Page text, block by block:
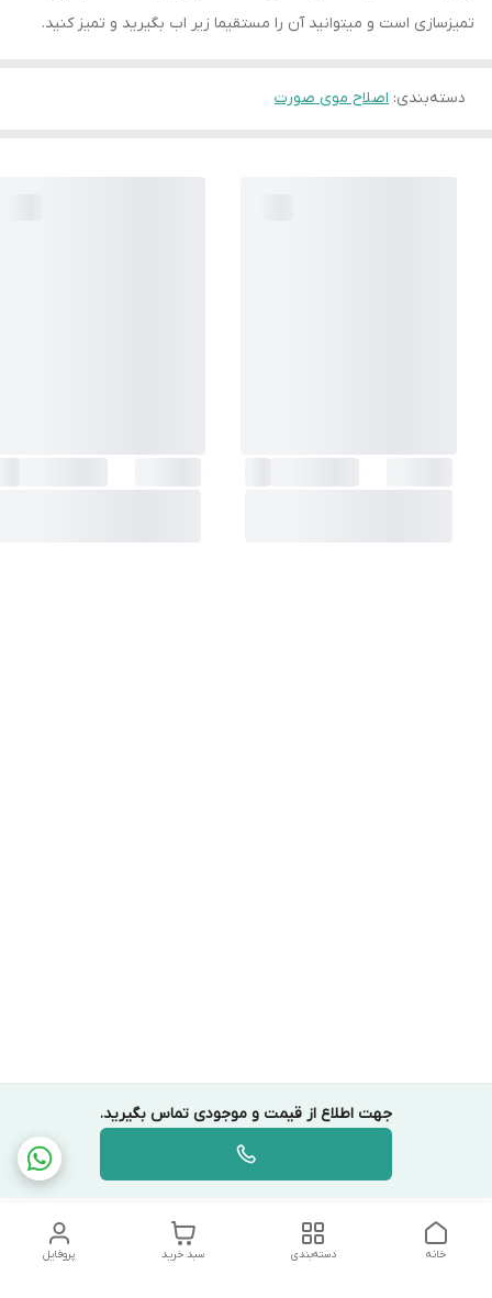
جهت اطلاع از قیمت و موجودی تماس بگیرید.
تمیزسازی است و میتوانید آن را مستقیما زیر اب بگیرید و تمیز کنید.
دسته‌بندی: اصلاح موی صورت
پروفایل سبد خرید دسته‌بندی خانه